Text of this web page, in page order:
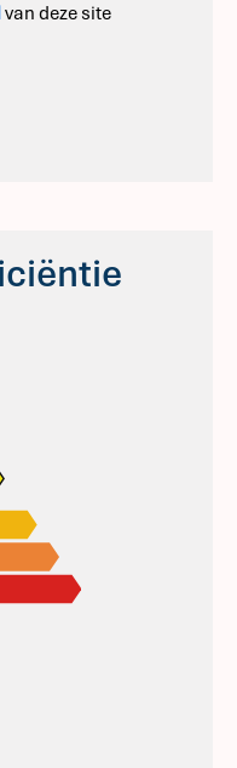
van deze site